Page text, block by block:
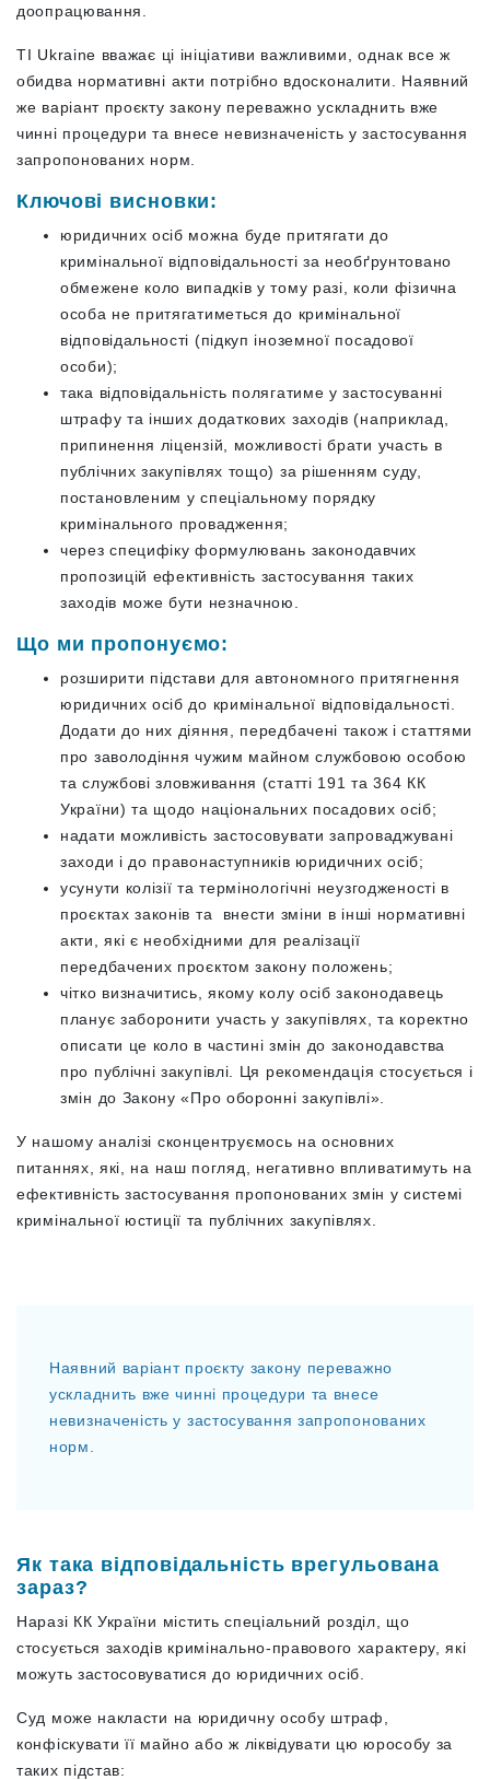
доопрацювання.
TI Ukraine вважає ці ініціативи важливими, однак все ж
обидва нормативні акти потрібно вдосконалити. Наявний
же варіант проєкту закону переважно ускладнить вже
чинні процедури та внесе невизначеність у застосування
запропонованих норм.
Ключові висновки:
юридичних осіб можна буде притягати до
кримінальної відповідальності за необґрунтовано
обмежене коло випадків у тому разі, коли фізична
особа не притягатиметься до кримінальної
відповідальності (підкуп іноземної посадової
особи);
така відповідальність полягатиме у застосуванні
штрафу та інших додаткових заходів (наприклад,
припинення ліцензій, можливості брати участь в
публічних закупівлях тощо) за рішенням суду,
постановленим у спеціальному порядку
кримінального провадження;
через специфіку формулювань законодавчих
пропозицій ефективність застосування таких
заходів може бути незначною.
Що ми пропонуємо:
розширити підстави для автономного притягнення
юридичних осіб до кримінальної відповідальності.
Додати до них діяння, передбачені також і статтями
про заволодіння чужим майном службовою особою
та службові зловживання (статті 191 та 364 КК
України) та щодо національних посадових осіб;
надати можливість застосовувати запроваджувані
заходи і до правонаступників юридичних осіб;
усунути колізії та термінологічні неузгодженості в
проєктах законів та внести зміни в інші нормативні
акти, які є необхідними для реалізації
передбачених проєктом закону положень;
чітко визначитись, якому колу осіб законодавець
планує заборонити участь у закупівлях, та коректно
описати це коло в частині змін до законодавства
про публічні закупівлі. Ця рекомендація стосується і
змін до Закону «Про оборонні закупівлі».
У нашому аналізі сконцентруємось на основних
питаннях, які, на наш погляд, негативно впливатимуть на
ефективність застосування пропонованих змін у системі
кримінальної юстиції та публічних закупівлях.
Наявний варіант проєкту закону переважно
ускладнить вже чинні процедури та внесе
невизначеність у застосування запропонованих
норм.
Як така відповідальність врегульована
зараз?
Наразі КК України містить спеціальний розділ, що
стосується заходів кримінально-правового характеру, які
можуть застосовуватися до юридичних осіб.
Суд може накласти на юридичну особу штраф,
конфіскувати її майно або ж ліквідувати цю юрособу за
таких підстав: